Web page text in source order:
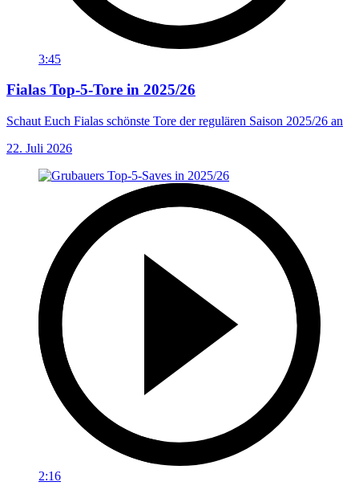
3:45
Fialas Top-5-Tore in 2025/26
Schaut Euch Fialas schönste Tore der regulären Saison 2025/26 an
22. Juli 2026
2:16